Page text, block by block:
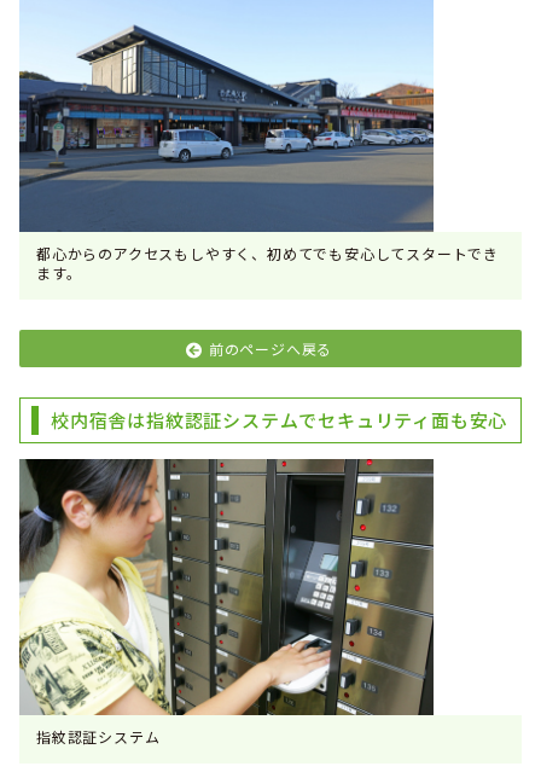
都心からのアクセスもしやすく、初めてでも安心してスタートでき
ます。
前のページへ戻る
校内宿舎は指紋認証システムでセキュリティ面も安心
指紋認証システム